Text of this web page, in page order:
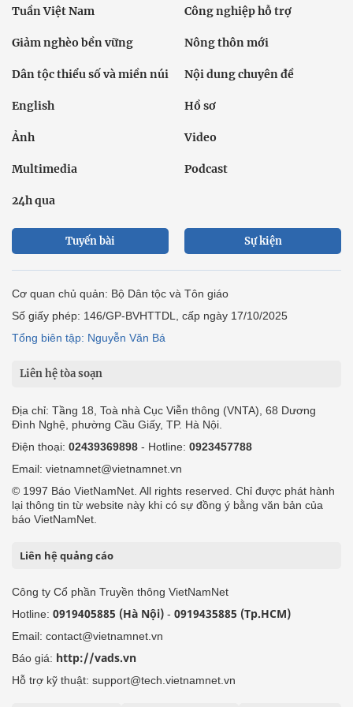
Tuần Việt Nam Công nghiệp hỗ trợ
Giảm nghèo bền vững Nông thôn mới
Dân tộc thiểu số và miền núi Nội dung chuyên đề
English Hồ sơ
Ảnh Video
Multimedia Podcast
24h qua
Tuyến bài Sự kiện
Cơ quan chủ quản: Bộ Dân tộc và Tôn giáo
Số giấy phép: 146/GP-BVHTTDL, cấp ngày 17/10/2025
Tổng biên tập: Nguyễn Văn Bá
Liên hệ tòa soạn
Địa chỉ: Tầng 18, Toà nhà Cục Viễn thông (VNTA), 68 Dương
Đình Nghệ, phường Cầu Giấy, TP. Hà Nội.
Điện thoại: 02439369898 - Hotline: 0923457788
Email: vietnamnet@vietnamnet.vn
© 1997 Báo VietNamNet. All rights reserved. Chỉ được phát hành
lại thông tin từ website này khi có sự đồng ý bằng văn bản của
báo VietNamNet.
Liên hệ quảng cáo
Công ty Cổ phần Truyền thông VietNamNet
Hotline: 0919405885 (Hà Nội) - 0919435885 (Tp.HCM)
Email: contact@vietnamnet.vn
Báo giá: http://vads.vn
Hỗ trợ kỹ thuật: support@tech.vietnamnet.vn